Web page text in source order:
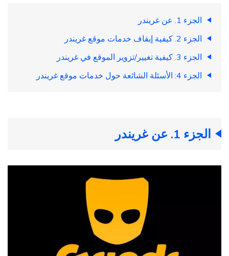
الجزء 1. عن غريندر
الجزء 2. كيفية إيقاف خدمات موقع غريندر
الجزء 3. كيفية تغيير/تزوير الموقع في غريندر
الجزء 4: الأسئلة الشائعة حول خدمات موقع غريندر
الجزء 1. عن غريندر